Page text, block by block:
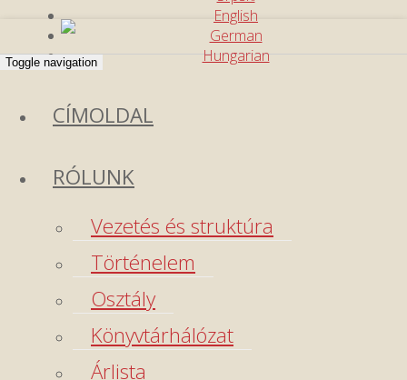
English
German
Hungarian
Toggle navigation
CÍMOLDAL
RÓLUNK
Vezetés és struktúra
Történelem
Osztály
Könyvtárhálózat
Árlista